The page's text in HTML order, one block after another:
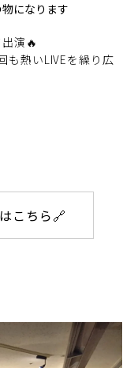
になります
演🔥
も熱いLIVEを繰り広
こちら🔗